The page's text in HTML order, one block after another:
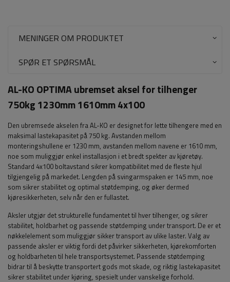
MENINGER OM PRODUKTET
SPØR ET SPØRSMÅL
AL-KO OPTIMA ubremset aksel for tilhenger
750kg 1230mm 1610mm 4x100
Den ubremsede akselen fra AL-KO er designet for lette tilhengere med en
maksimal lastekapasitet på 750 kg. Avstanden mellom
monteringshullene er 1230 mm, avstanden mellom navene er 1610 mm,
noe som muliggjør enkel installasjon i et bredt spekter av kjøretøy.
Standard 4x100 boltavstand sikrer kompatibilitet med de fleste hjul
tilgjengelig på markedet. Lengden på svingarmspaken er 145 mm, noe
som sikrer stabilitet og optimal støtdemping, og øker dermed
kjøresikkerheten, selv når den er fullastet.
Aksler utgjør det strukturelle fundamentet til hver tilhenger, og sikrer
stabilitet, holdbarhet og passende støtdemping under transport. De er et
nøkkelelement som muliggjør sikker transport av ulike laster. Valg av
passende aksler er viktig fordi det påvirker sikkerheten, kjørekomforten
og holdbarheten til hele transportsystemet. Passende støtdemping
bidrar til å beskytte transportert gods mot skade, og riktig lastekapasitet
sikrer stabilitet under kjøring, spesielt under vanskelige forhold.